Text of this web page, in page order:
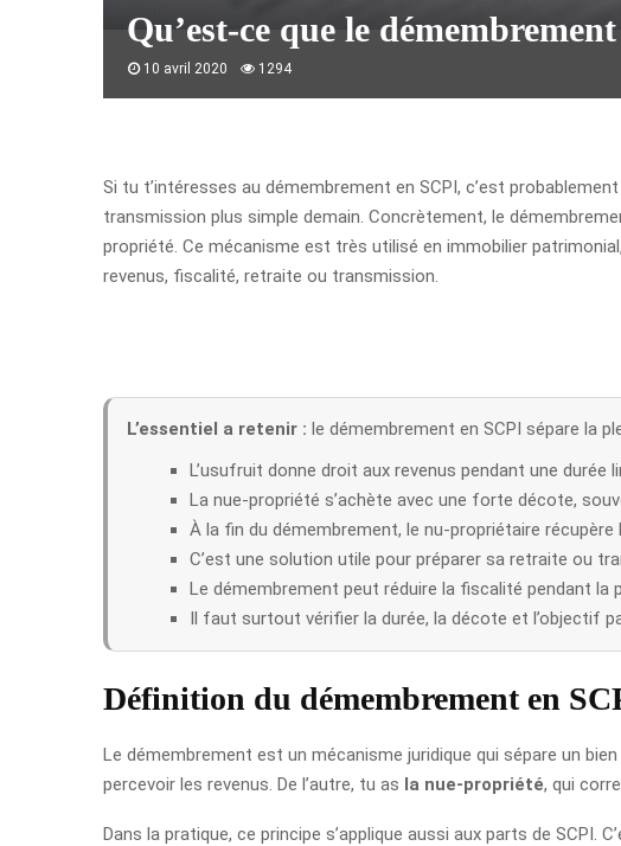
Qu’est-ce que le
10 avril 2020 1294
Si tu t’intéresses au démembrement en SCPI, c’est
transmission plus simple demain. Concrètement, le
propriété. Ce mécanisme est très utilisé en immobilier
revenus, fiscalité, retraite ou transmission.
L’essentiel a retenir : le démembrement en SCPI sépare la
L’usufruit donne droit aux revenus pendant une durée
La nue-propriété s’achète avec une forte décote,
À la fin du démembrement, le nu-propriétaire
C’est une solution utile pour préparer sa retraite ou
Le démembrement peut réduire la fiscalité pendant la
Il faut surtout vérifier la durée, la décote et l’objectif
Définition du démembrement en
Le démembrement est un mécanisme juridique qui sépare un
percevoir les revenus. De l’autre, tu as la nue-propriété, qui
Dans la pratique, ce principe s’applique aussi aux parts de SCPI.